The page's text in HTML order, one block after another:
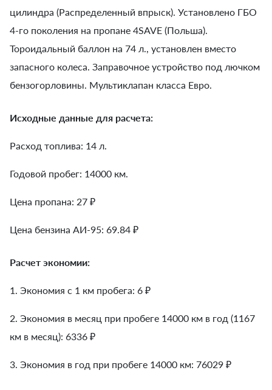
цилиндра (Распределенный впрыск). Установлено ГБО
4-го поколения на пропане 4SAVE (Польша).
Тороидальный баллон на 74 л., установлен вместо
запасного колеса. Заправочное устройство под лючком
бензогорловины. Мультиклапан класса Евро.
Исходные данные для расчета:
Расход топлива: 14 л.
Годовой пробег: 14000 км.
Цена пропана: 27 ₽
Цена бензина АИ-95: 69.84 ₽
Расчет экономии:
1. Экономия с 1 км пробега: 6 ₽
2. Экономия в месяц при пробеге 14000 км в год (1167
км в месяц): 6336 ₽
3. Экономия в год при пробеге 14000 км: 76029 ₽